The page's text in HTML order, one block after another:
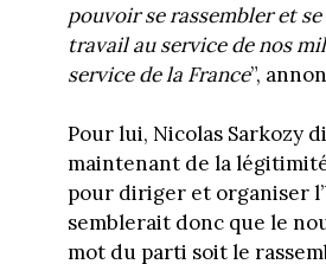
pouvoir se rassembler et
travail au service de nos
service de la France”,
Pour lui, Nicolas Sarkozy
maintenant de la
pour diriger et organiser
semblerait donc que le
mot du parti soit le